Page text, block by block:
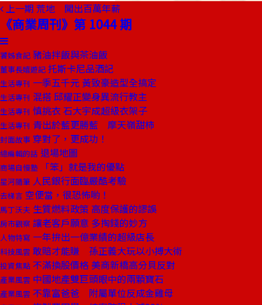
上一期 荒地 闖出百萬年薪
《商業周刊》第 1044 期
饕姊食記 豬油拌飯與茶油飯
董事長嬉遊記 托斯卡尼品酒記
生活專刊 一季五千元 黃致豪造型全搞定
生活專刊 混搭 邱耀正變身異流行教主
生活專刊 慎挑衣 石大宇成超級衣架子
生活專刊 青出於藍更勝藍 摩天嶺甜柿
封面故事 穿對了，更成功！
總編輯的話 退場地圖
商場自慢塾 「笨」就是我的優點
星河隨筆 人民銀行面臨嚴酷考驗
去梯言 空便當，很恐怖喲！
馬丁沃夫 生質燃料政策 高度保護的謬誤
房市觀察 讓老客戶願意 多掏錢的妙方
人物特寫 一年拚出一億業績的超級店長
科技風雲 敢賠才能賺 孫正義大玩以小搏大術
投資焦點 不滿換股價格 美商新橋高分貝反對
產業風雲 中國地產雙巨頭眼中的兩顆寶石
產業風雲 不靠富爸爸 附屬單位反成金雞母